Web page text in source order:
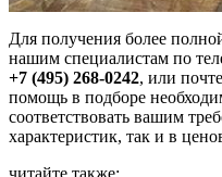
Для получения более
нашим специалистам по
+7 (495) 268-0242, или почте
помощь в подборе
соответствовать вашим
характеристик, так и в
читайте также: